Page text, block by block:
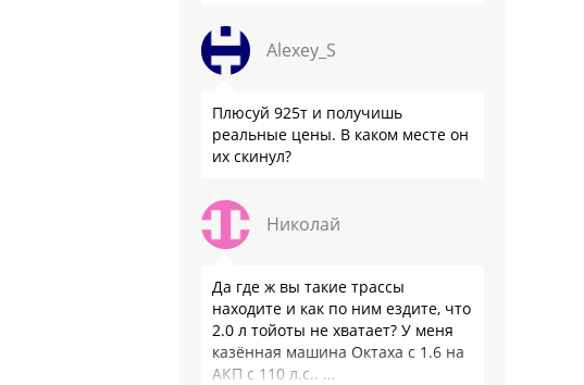
такое слово …
Alexey_S
Плюсуй 925т и получишь
реальные цены. В каком месте он
их скинул?
Николай
Да где ж вы такие трассы
находите и как по ним ездите, что
2.0 л тойоты не хватает? У меня
казённая машина Октаха с 1.6 на
АКП с 110 л.с.. …